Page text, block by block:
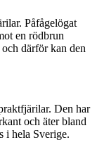
Påfågelögat
en rödbrun
därför kan den
Den har
och äter bland
i hela Sverige.